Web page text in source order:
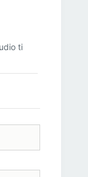
ti